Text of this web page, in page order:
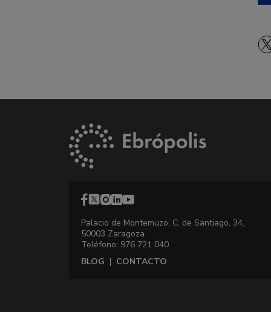
Palacio de Montemuzo, C. de Santiago, 34,
50003 Zaragoza
Teléfono: 976 721 040
BLOG | CONTACTO